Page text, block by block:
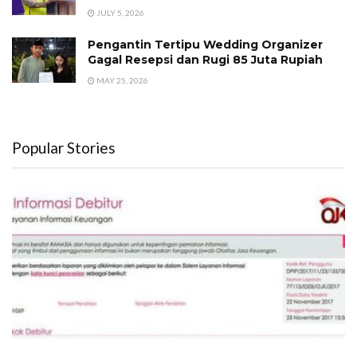
JULY 5, 2026
Pengantin Tertipu Wedding Organizer
Gagal Resepsi dan Rugi 85 Juta Rupiah
MAY 25, 2026
Popular Stories